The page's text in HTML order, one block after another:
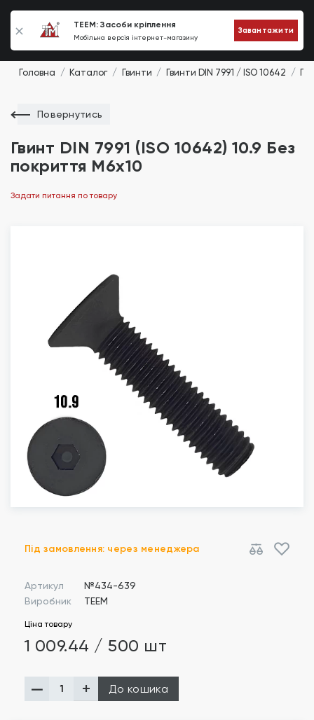
TEEM: Засоби кріплення
Мобільна версія інтернет-магазину
Завантажити
0
Головна Каталог Гвинти Гвинти DIN 7991 / ISO 10642
Повернутись
Гвинт DIN 7991 (ISO 10642) 10.9 Без
покриття М6х10
Задати питання по товару
Під замовлення: через менеджера
Артикул
№434-639
Виробник
TEEM
Ціна товару
1 009.44 / 500 шт
До кошика